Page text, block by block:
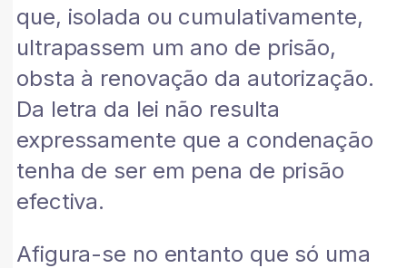
que, isolada ou cumulativamente,
ultrapassem um ano de prisão,
obsta à renovação da autorização.
Da letra da lei não resulta
expressamente que a condenação
tenha de ser em pena de prisão
efectiva.
Afigura-se no entanto que só uma